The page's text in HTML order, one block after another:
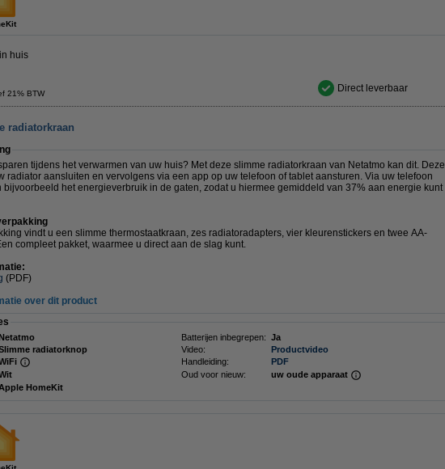
huis
21% BTW Direct leverbaar
radiatorkraan
tijdens het verwarmen van uw huis? Met deze slimme radiatorkraan van Netatmo kan dit. Deze
radiator aansluiten en vervolgens via een app op uw telefoon of tablet aansturen. Via uw telefoon
bijvoorbeeld het energieverbruik in de gaten, zodat u hiermee gemiddeld van 37% aan energie kunt
vindt u een slimme thermostaatkraan, zes radiatoradapters, vier kleurenstickers en twee AA-
compleet pakket, waarmee u direct aan de slag kunt.
(PDF)
over dit product
Batterijen inbegrepen: Ja
radiatorknop Video:
Productvideo
Handleiding:
PDF
Oud voor nieuw:
uw oude apparaat
HomeKit